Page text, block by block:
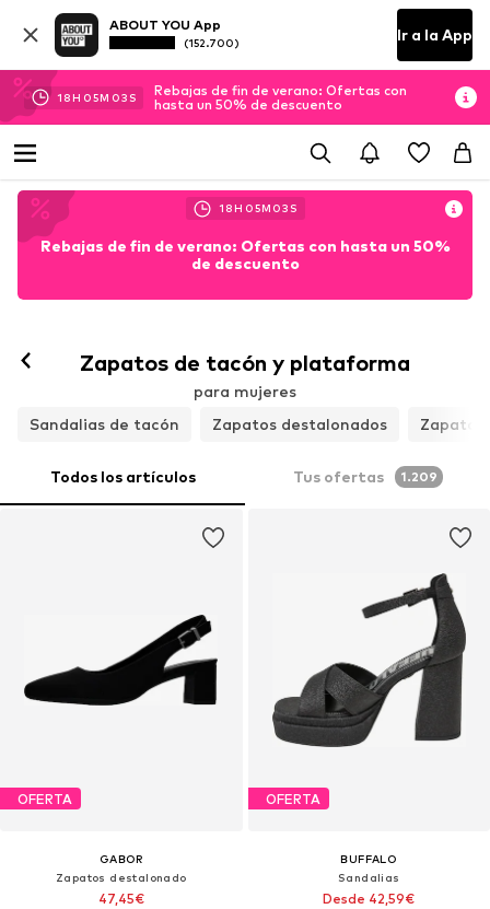
ABOUT YOU App
(152.700) Ir a la App
18H 05M 01 S
Rebajas de fin de verano: Ofertas con
hasta un 50% de descuento
18H 05M 01 S
Rebajas de fin de verano: Ofertas con hasta un 50%
de descuento
Zapatos de tacón y plataforma
para mujeres
Sandalias de tacón
Zapatos destalonados
Todos los artículos Tus ofertas 1.209
OFERTA
GABOR
Zapatos destalonado
47,45€
OFERTA
BUFFALO
Sandalias
Desde 42,59€